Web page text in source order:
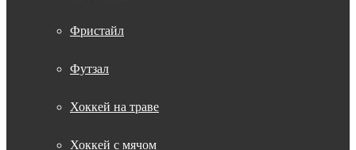
Фристайл
Футзал
Хоккей на траве
Хоккей с мячом